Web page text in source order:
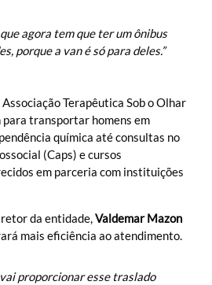
agora tem que ter um ônibus
porque a van é só para deles.”
Terapêutica Sob o Olhar
transportar homens em
química até consultas no
(Caps) e cursos
em parceria com instituições
da entidade,Valdemar Mazon
mais eficiência ao atendimento.
vai proporcionar esse traslado